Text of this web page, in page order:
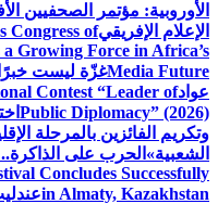
الإعلام الإفريقيCongress of
Growing Force in Africa’s
Media Futureغزّة ليست
عوادContest “Leader of
Public Diplomacy” (2026)
وتكريم الفائزين بالمرحلة
الشعبية» الحرب على
Concludes Successfully
in Almaty, Kazakhstan